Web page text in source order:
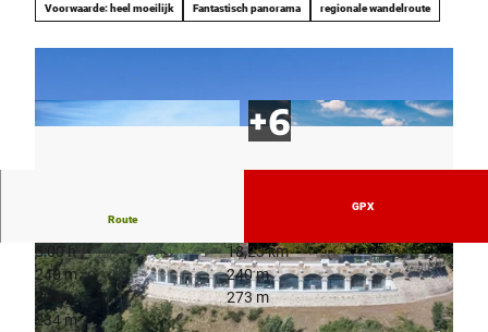
Voorwaarde: heel moeilijk Fantastisch panorama regionale wandelroute
© Mühlenkreis Minden-Lübbecke
© Sabine Böhme, Natur- und Geopark TERRA.
vita
Route
GPX
5:00 h
18,23 km
240 m
240 m
39 m
273 m
234 m